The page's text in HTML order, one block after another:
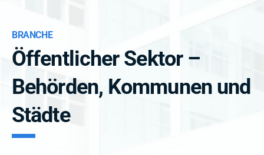
BRANCHE
Öffentlicher Sektor –
Behörden, Kommunen und
Städte